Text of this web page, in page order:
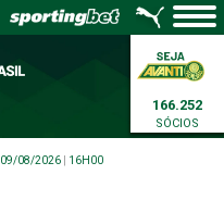
166.252
SÓCIOS
09/08/2026
16H00